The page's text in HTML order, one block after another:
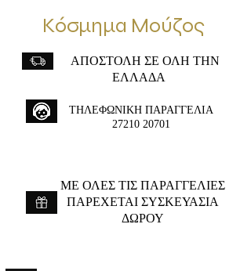
Κόσμημα Μούζος
ΑΠΟΣΤΟΛΗ ΣΕ ΟΛΗ ΤΗΝ
ΕΛΛΑΔΑ
ΤΗΛΕΦΩΝΙΚΗ ΠΑΡΑΓΓΕΛΙΑ
27210 20701
ME ΟΛΕΣ ΤΙΣ ΠΑΡΑΓΓΕΛΙΕΣ
ΠΑΡΕΧΕΤΑΙ ΣΥΣΚΕΥΑΣΙΑ
ΔΩΡΟΥ